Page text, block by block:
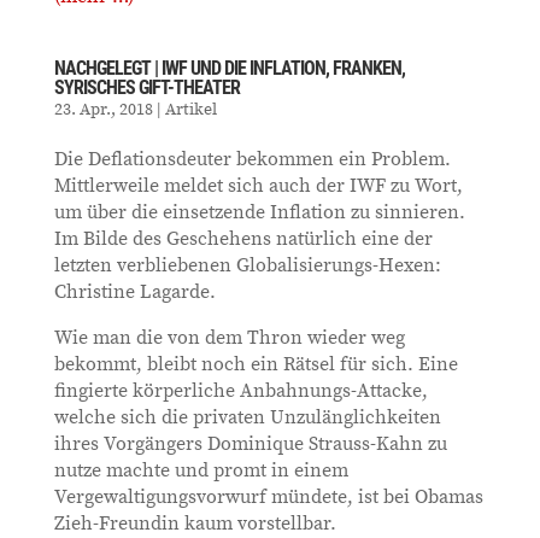
NACHGELEGT | IWF UND DIE INFLATION, FRANKEN,
SYRISCHES GIFT-THEATER
23. Apr., 2018| Artikel
Die Deflationsdeuter bekommen ein Problem.
Mittlerweile meldet sich auch der IWF zu Wort,
um über die einsetzende Inflation zu sinnieren.
Im Bilde des Geschehens natürlich eine der
letzten verbliebenen Globalisierungs-Hexen:
Christine Lagarde.
Wie man die von dem Thron wieder weg
bekommt, bleibt noch ein Rätsel für sich. Eine
fingierte körperliche Anbahnungs-Attacke,
welche sich die privaten Unzulänglichkeiten
ihres Vorgängers Dominique Strauss-Kahn zu
nutze machte und promt in einem
Vergewaltigungsvorwurf mündete, ist bei Obamas
Zieh-Freundin kaum vorstellbar.